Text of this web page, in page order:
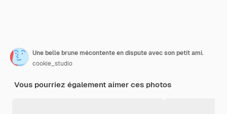
Une belle brune mécontente en dispute avec son petit ami.
cookie_studio
Vous pourriez également aimer ces photos